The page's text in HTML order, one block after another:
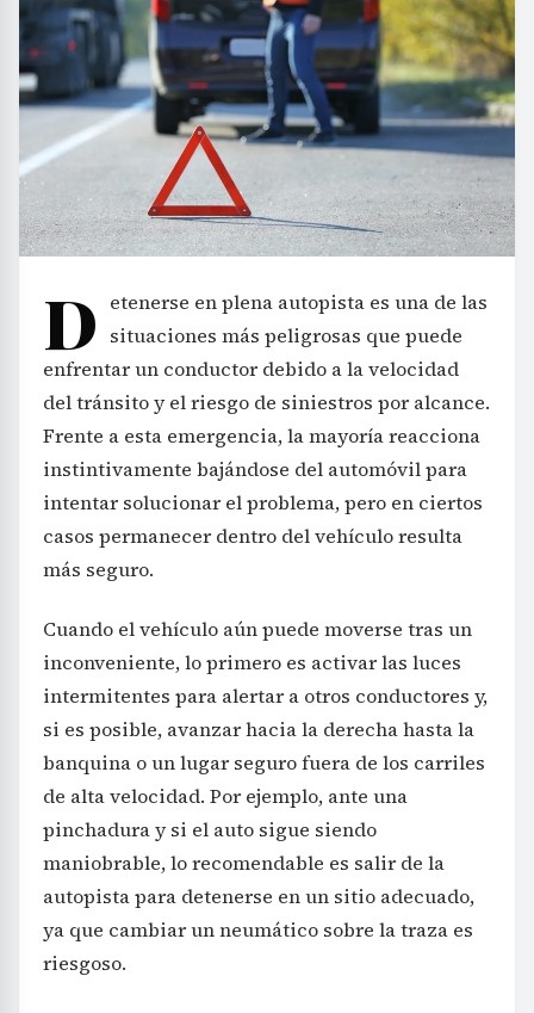
D etenerse en plena autopista es una de las
situaciones más peligrosas que puede
enfrentar un conductor debido a la velocidad
del tránsito y el riesgo de siniestros por alcance.
Frente a esta emergencia, la mayoría reacciona
instintivamente bajándose del automóvil para
intentar solucionar el problema, pero en ciertos
casos permanecer dentro del vehículo resulta
más seguro.
Cuando el vehículo aún puede moverse tras un
inconveniente, lo primero es activar las luces
intermitentes para alertar a otros conductores y,
si es posible, avanzar hacia la derecha hasta la
banquina o un lugar seguro fuera de los carriles
de alta velocidad. Por ejemplo, ante una
pinchadura y si el auto sigue siendo
maniobrable, lo recomendable es salir de la
autopista para detenerse en un sitio adecuado,
ya que cambiar un neumático sobre la traza es
riesgoso.